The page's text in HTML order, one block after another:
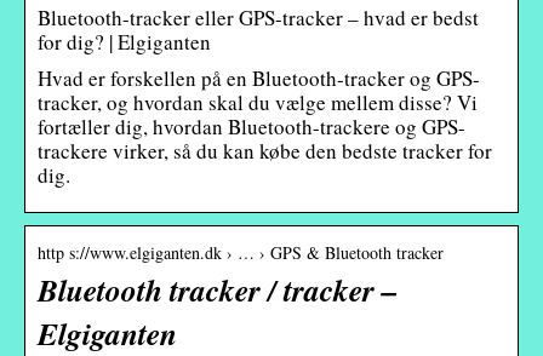
Bluetooth-tracker eller GPS-tracker – hvad er bedst
for dig? | Elgiganten
Hvad er forskellen på en Bluetooth-tracker og GPS-
tracker, og hvordan skal du vælge mellem disse? Vi
fortæller dig, hvordan Bluetooth-trackere og GPS-
trackere virker, så du kan købe den bedste tracker for
dig.
http s://www.elgiganten.dk › … › GPS & Bluetooth tracker
Bluetooth tracker / tracker –
Elgiganten